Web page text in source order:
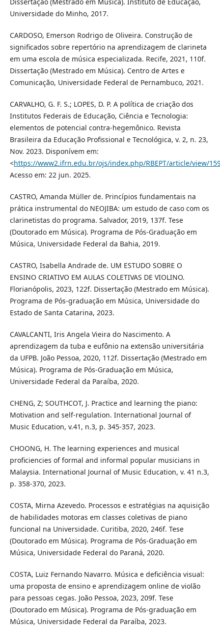
Dissertação (Mestrado em Música). Instituto de Educação,
Universidade do Minho, 2017.
CARDOSO, Emerson Rodrigo de Oliveira. Construção de
significados sobre repertório na aprendizagem de clarineta
em uma escola de música especializada. Recife, 2021, 110f.
Dissertação (Mestrado em Música). Centro de Artes e
Comunicação, Universidade Federal de Pernambuco, 2021.
CARVALHO, G. F. S.; LOPES, D. P. A política de criação dos
Institutos Federais de Educação, Ciência e Tecnologia:
elementos de potencial contra-hegemônico. Revista
Brasileira da Educação Profissional e Tecnológica, v. 2, n. 23,
Nov. 2023. Disponívem em:
<https://www2.ifrn.edu.br/ojs/index.php/RBEPT/article/view/
Acesso em: 22 jun. 2025.
CASTRO, Amanda Müller de. Princípios fundamentais na
prática instrumental do NEOJIBA: um estudo de caso com os
clarinetistas do programa. Salvador, 2019, 137f. Tese
(Doutorado em Música). Programa de Pós-Graduação em
Música, Universidade Federal da Bahia, 2019.
CASTRO, Isabella Andrade de. UM ESTUDO SOBRE O
ENSINO CRIATIVO EM AULAS COLETIVAS DE VIOLINO.
Florianópolis, 2023, 122f. Dissertação (Mestrado em Música).
Programa de Pós-graduação em Música, Universidade do
Estado de Santa Catarina, 2023.
CAVALCANTI, Iris Angela Vieira do Nascimento. A
aprendizagem da tuba e eufônio na extensão universitária
da UFPB. João Pessoa, 2020, 112f. Dissertação (Mestrado em
Música). Programa de Pós-Graduação em Música,
Universidade Federal da Paraíba, 2020.
CHENG, Z; SOUTHCOT, J. Practice and learning the piano:
Motivation and self-regulation. International Journal of
Music Education, v.41, n.3, p. 345-357, 2023.
CHOONG, H. The learning experiences and musical
proficiencies of formal and informal popular musicians in
Malaysia. International Journal of Music Education, v. 41 n.3,
p. 358-370, 2023.
COSTA, Mirna Azevedo. Processos e estratégias na aquisição
de habilidades motoras em classes coletivas de piano
funcional na Universidade. Curitiba, 2020, 246f. Tese
(Doutorado em Música). Programa de Pós-Graduação em
Música, Universidade Federal do Paraná, 2020.
COSTA, Luiz Fernando Navarro. Música e deficiência visual:
uma proposta de ensino e aprendizagem online de violão
para pessoas cegas. João Pessoa, 2023, 209f. Tese
(Doutorado em Música). Programa de Pós-graduação em
Música, Universidade Federal da Paraíba, 2023.